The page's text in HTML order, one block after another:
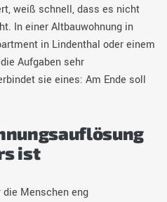
weiß schnell, dass es nicht
In einer Altbauwohnung in
in Lindenthal oder einem
Aufgaben sehr
sie eines: Am Ende soll
ist
Menschen eng